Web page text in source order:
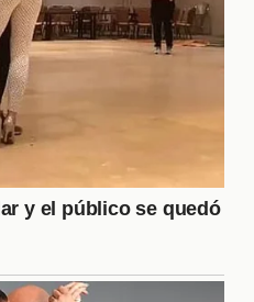
la audiencia. Así, el
no solo influye
que también define la